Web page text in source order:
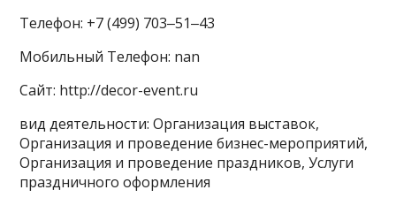
Телефон: +7 (499) 703‒51‒43
Мобильный Телефон: nan
Сайт: http://decor-event.ru
вид деятельности: Организация выставок,
Организация и проведение бизнес-мероприятий,
Организация и проведение праздников, Услуги
праздничного оформления